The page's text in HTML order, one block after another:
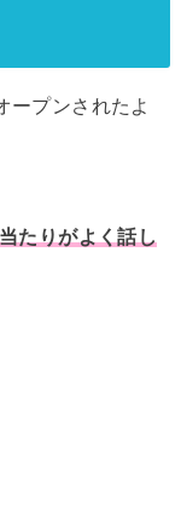
ープンされたよ
たりがよく話し